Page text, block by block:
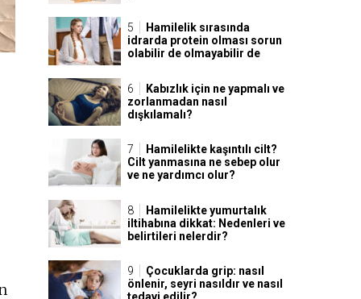
Hamilelik sırasında
idrarda protein olması sorun
olabilir de olmayabilir de
Kabızlık için ne yapmalı ve
zorlanmadan nasıl
dışkılamalı?
Hamilelikte kaşıntılı cilt?
Cilt yanmasına ne sebep olur
ve ne yardımcı olur?
Hamilelikte yumurtalık
iltihabına dikkat: Nedenleri ve
belirtileri nelerdir?
Çocuklarda grip: nasıl
önlenir, seyri nasıldır ve nasıl